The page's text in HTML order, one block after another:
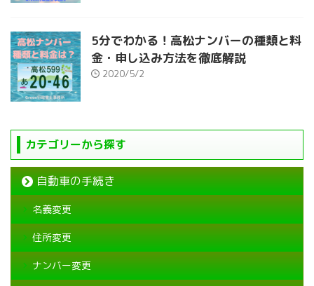
5分でわかる！高松ナンバーの種類と料
金・申し込み方法を徹底解説
2020/5/2
カテゴリーから探す
自動車の手続き
名義変更
住所変更
ナンバー変更